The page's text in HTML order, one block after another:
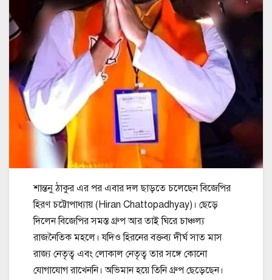
শান্তনু ঠাকুর এর পর এবার দল ছাড়তে চলেছেন বিজেপির
হিরণ চট্টোপাধ্যায় (Hiran Chattopadhyay)। ছেড়ে
দিলেন বিজেপির সমস্ত গ্রুপ আর তাই ঘিরে চাঞ্চল্য
রাজনৈতিক মহলে। যদিও হিরনের বক্তব্য দীর্ঘ সাত মাস
রাজ্য নেতৃত্ব এবং লোকাল নেতৃত্ব তার সঙ্গে কোনো
যোগাযোগ রাখেননি। অভিমান হয়ে তিনি গ্রুপ ছেড়েছেন।